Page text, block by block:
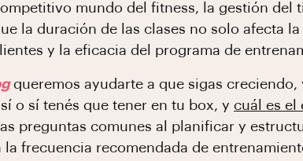
mundo del fitness, la gestión del
la duración de las clases no solo afecta
y la eficacia del programa de
queremos ayudarte a que sigas
o sí tenés que tener en tu box, y cuál es el
preguntas comunes al planificar y
la frecuencia recomendada de